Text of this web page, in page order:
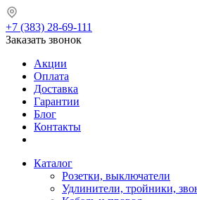
+7 (383) 28-69-111
Заказать звонок
Акции
Оплата
Доставка
Гарантии
Блог
Контакты
Каталог
Розетки, выключатели
Удлинители, тройники,